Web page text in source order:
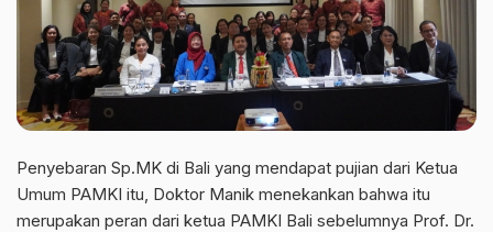
Penyebaran Sp.MK di Bali yang mendapat pujian dari Ketua
Umum PAMKI itu, Doktor Manik menekankan bahwa itu
merupakan peran dari ketua PAMKI Bali sebelumnya Prof. Dr.